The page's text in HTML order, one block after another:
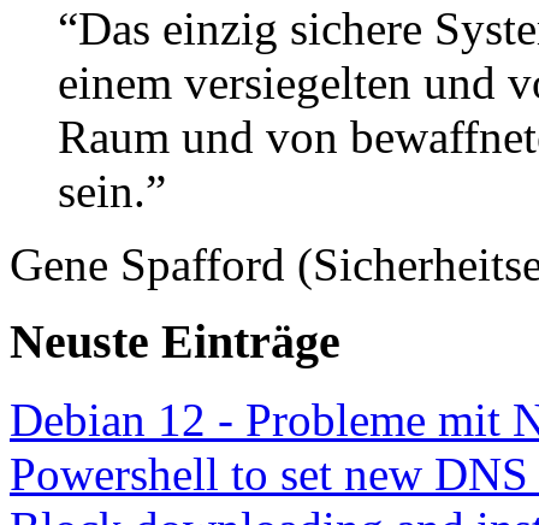
“Das einzig sichere
einem versiegelten und
Raum und von
sein.”
Gene Spafford
Neuste Einträge
Debian 12 - Probleme mit
Powershell to set new